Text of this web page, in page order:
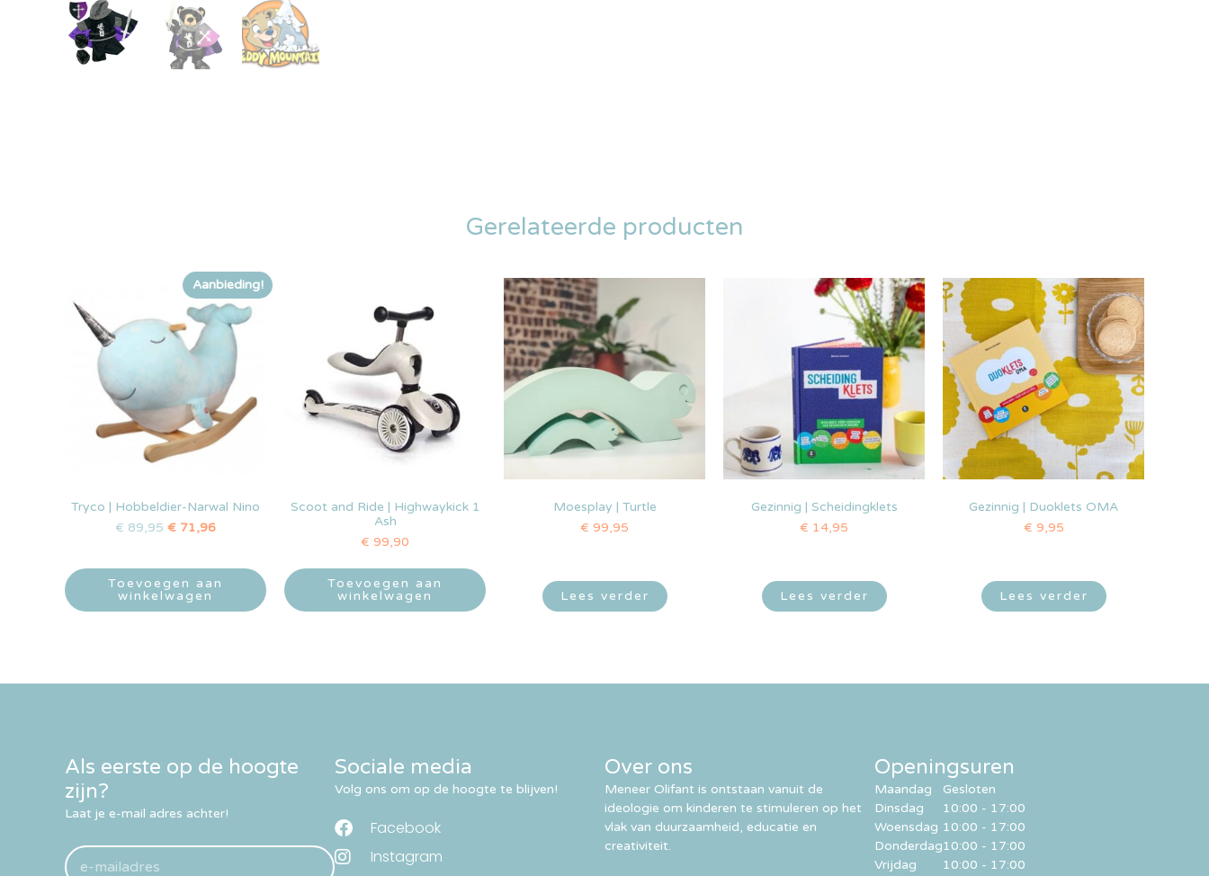
Gerelateerde producten
Aanbieding!
Tryco | Hobbeldier-Narwal Nino
€ 89,95 € 71,96
Toevoegen aan
winkelwagen
Scoot and Ride | Highwaykick 1
Ash
€ 99,90
Toevoegen aan
winkelwagen
Moesplay | Turtle
€ 99,95
Lees verder
Gezinnig | Scheidingklets
€ 14,95
Lees verder
Gezinnig | Duoklets OMA
€ 9,95
Lees verder
Als eerste op de hoogte
zijn?
Laat je e-mail adres achter!
Sociale media
Volg ons om op de hoogte te blijven!
Facebook
Instagram
Over ons
Meneer Olifant is ontstaan vanuit de
ideologie om kinderen te stimuleren op het
vlak van duurzaamheid, educatie en
creativiteit.
Openingsuren
Maandag
Dinsdag
Woensdag
Donderdag
Vrijdag
Gesloten
10:00 - 17:00
10:00 - 17:00
10:00 - 17:00
10:00 - 17:00